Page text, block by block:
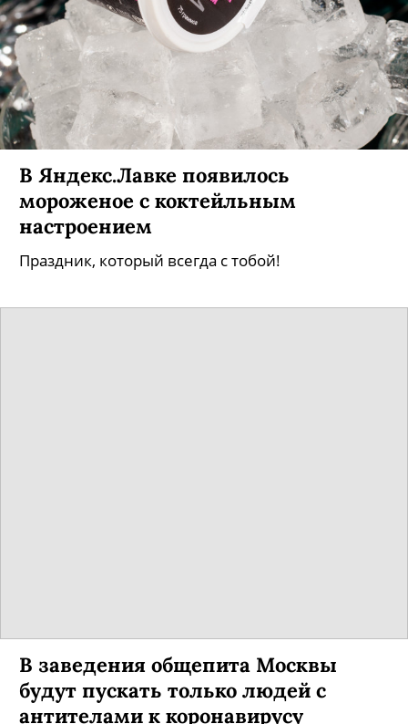
В Яндекс.Лавке появилось
мороженое с коктейльным
настроением
В заведения общепита Москвы
будут пускать только людей с